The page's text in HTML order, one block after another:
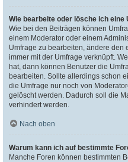
Wie bearbeite oder lösche ich eine
Wie bei den Beiträgen können
einem Moderator oder einem
Umfrage zu bearbeiten, ändere den
immer mit der Umfrage verknüpft.
hat, dann können Benutzer die
bearbeiten. Sollte allerdings schon
die Umfrage nur noch von
gelöscht werden. Dadurch soll die
verhindert werden.
Nach oben
Warum kann ich auf bestimmte
Manche Foren können bestimmten